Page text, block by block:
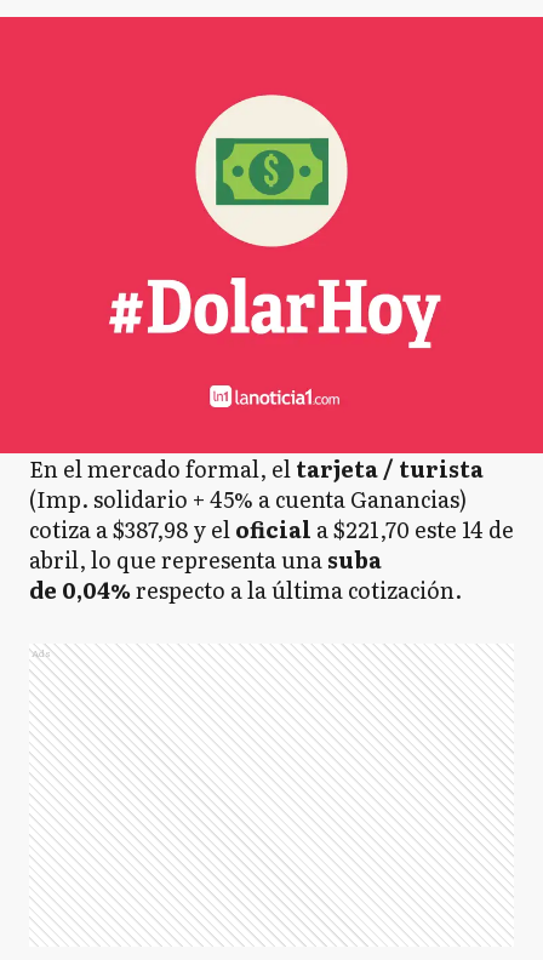
En el mercado formal, eltarjeta / turista
(Imp. solidario + 45% a cuenta Ganancias)
cotiza a $387,98 y eloficial a $221,70 este 14 de
abril, lo que representa unasuba
de 0,04%respecto a la última cotización.
Ads